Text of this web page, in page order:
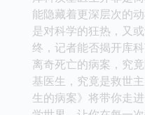
能隐藏着更深层次的
是对科学的狂热，又
终，记者能否揭开库
离奇死亡的病案，究
基医生，究竟是救世
生的病案》将带你走